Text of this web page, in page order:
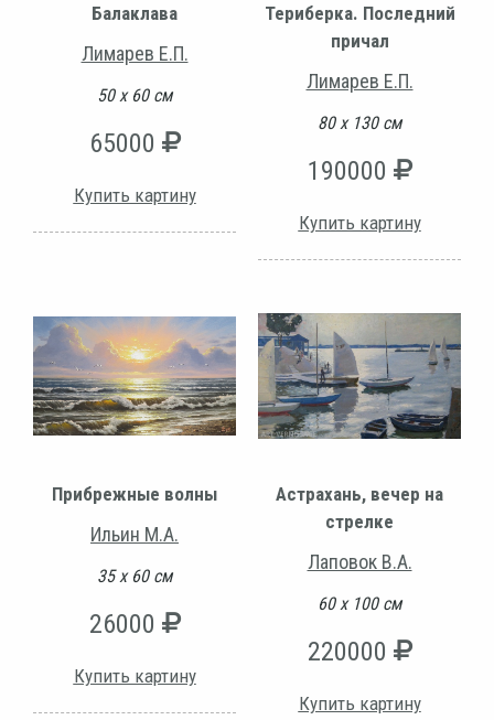
Балаклава
Лимарев Е.П.
50 х 60 см
65000
Купить картину
Териберка. Последний
причал
Лимарев Е.П.
80 х 130 см
190000
Купить картину
Прибрежные волны
Ильин М.А.
35 х 60 см
26000
Купить картину
Астрахань, вечер на
стрелке
Лаповок В.А.
60 х 100 см
220000
Купить картину